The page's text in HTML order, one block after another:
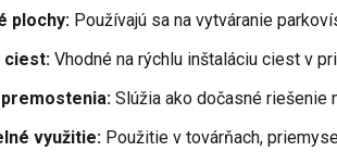
plochy: Používajú sa na vytváranie
ciest: Vhodné na rýchlu inštaláciu ciest v
Slúžia ako dočasné riešenie
využitie: Použitie v továrňach,